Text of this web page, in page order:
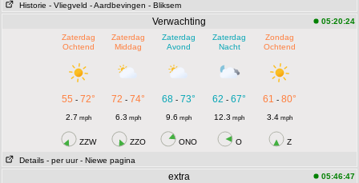
Historie - Vliegveld - Aardbevingen - Bliksem
Verwachting
05:20:24
Zaterdag
Ochtend
Zaterdag
Middag
Zaterdag
Avond
Zaterdag
Nacht
Zondag
Ochtend
55 - 72° 72 - 74° 68 - 73° 62 -67° 61 -80°
2.7 mph 6.3 mph 9.6 mph 12.3 mph 3.4 mph
ZZW ZZO ONO O Z
Details - per uur - Niewe pagina
extra
05:46:47